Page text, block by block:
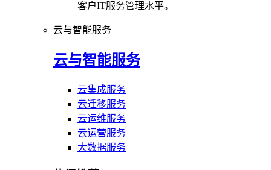
客户IT服务管理水平。
云与智能服务
云与智能服务
云集成服务
云迁移服务
云运维服务
云运营服务
大数据服务